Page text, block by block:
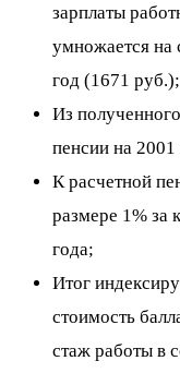
зарплаты
умножается на
год (1671 руб.);
Из
пенсии на
К расчетной
размере 1% за
года;
Итог
стоимость
стаж работы в